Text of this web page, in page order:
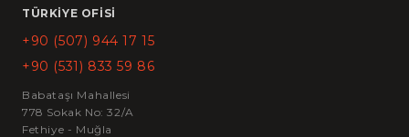
TÜRKIYE OFISI
+90 (507) 944 17 15
+90 (531) 833 59 86
Babataşı Mahallesi
778 Sokak No: 32/A
Fethiye - Muğla